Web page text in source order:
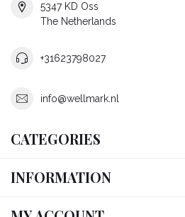
5347 KD Oss
The Netherlands
+31623798027
info@wellmark.nl
CATEGORIES
INFORMATION